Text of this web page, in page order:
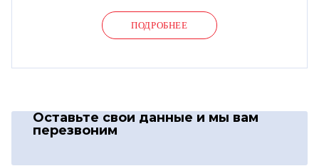
ПОДРОБНЕЕ
Оставьте свои данные и мы вам
перезвоним